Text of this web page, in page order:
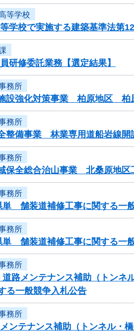
等学校
学校で実施する建築基準法第
研修委託業務【選定結果】
務所
設強化対策事業 柏原地区 柏
務所
整備事業 林業専用道船岩線
務所
保全総合治山事業 北桑原地区
務所
単 舗装道補修工事に関する一
務所
単 舗装道補修工事に関する一
務所
路メンテナンス補助（トン
る一般競争入札公告
務所
テナンス補助（トンネル・